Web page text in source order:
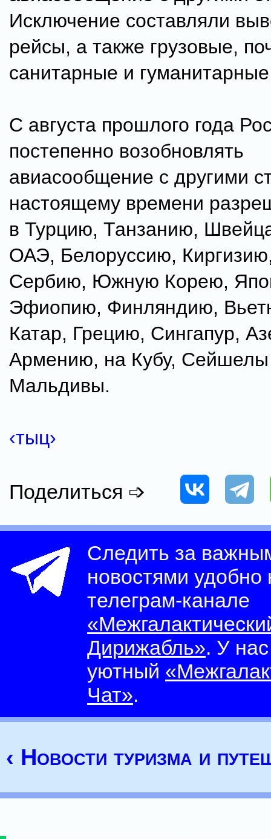
Исключение составляли
рейсы, а также грузовые,
санитарные и
С августа прошлого года
постепенно возобновлять
авиасообщение с другими
настоящему времени
в Турцию, Танзанию,
ОАЭ, Белоруссию,
Сербию, Южную Корею,
Эфиопию, Финляндию,
Катар, Грецию, Сингапур,
Армению, на Кубу,
Мальдивы.
‹тыц›
Поделиться ➩
Следить за
новостями
телеграм-канале
Дирижабль». У
уютный
Чат».
‹ Новости туризма и